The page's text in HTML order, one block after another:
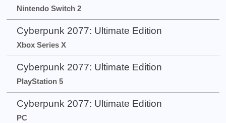
Nintendo Switch 2
Cyberpunk 2077: Ultimate Edition
Xbox Series X
Cyberpunk 2077: Ultimate Edition
PlayStation 5
Cyberpunk 2077: Ultimate Edition
PC